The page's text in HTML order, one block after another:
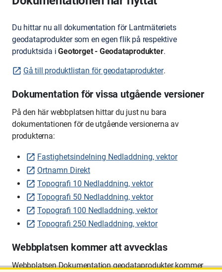
Du hittar nu all dokumentation för Lantmäteriets
geodataprodukter som en egen flik på respektive
produktsida i Geotorget - Geodataprodukter.
Gå till produktlistan för geodataprodukter.
Dokumentation för vissa utgående versioner
På den här webbplatsen hittar du just nu bara
dokumentationen för de utgående versionerna av
produkterna:
Fastighetsindelning Nedladdning, vektor
Ortnamn Direkt
Topografi 10 Nedladdning, vektor
Topografi 50 Nedladdning, vektor
Topografi 100 Nedladdning, vektor
Topografi 250 Nedladdning, vektor
Webbplatsen kommer att avvecklas
Webbplatsen Dokumentation geodataprodukter kommer